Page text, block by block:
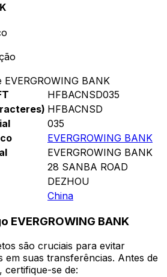
BANK
HFBACNSD035
HFBACNSD
035
EVERGROWING BANK
EVERGROWING BANK
28 SANBA ROAD
DEZHOU
China
EVERGROWING BANK
são cruciais para evitar
em suas transferências. Antes de
certifique-se de: